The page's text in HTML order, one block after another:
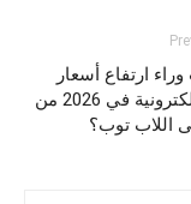
ارتفاع أسعار
الأجهزة الإلكترونية في 2026 من
اللاب توب؟